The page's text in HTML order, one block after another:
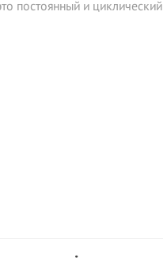
постоянный и циклический